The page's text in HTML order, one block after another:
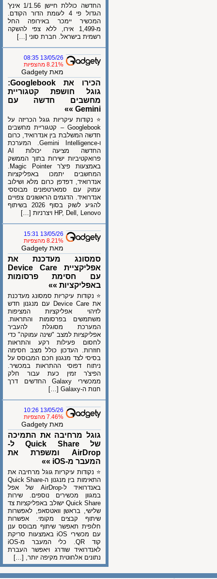
החדשה כוללת חיישן 1/1.56 אינץ'
הגדול פי 4 לעומת הדור הקודם.
המכשיר יימכר באירופה החל
מ-1,499 אירו, ללא צפי להשקה
רשמית בישראל. חברת סוני […]
13/05/26 08:35
8.21% מהצפיות
מאת Gadgety
הכירו את Googlebook:
גוגל חושפת קטגוריית
מחשבים חדשה עם
Gemini »»
⭐ נקודות עיקריות גוגל הכריזה על
Googlebook – קטגוריית מחשבים
חדשה המשלבת בין אנדרואיד, כרום
ו-Gemini Intelligence. המערכת
פרואקטיביות ישירות בתוך הממשק
באמצעות פיצ'ר Magic Pointer.
המחשבים יתמכו באפליקציות
אנדרואיד, דפדפן כרום מלא ושילוב
עמוק עם סמארטפונים מבוססי
אנדרואיד. הדגמים הראשונים צפויים
להגיע לשוק בסוף 2026 בשיתוף
HP, Dell, Lenovo ויצרניות […]
13/05/26 15:31
8.21% מהצפיות
מאת Gadgety
סמסונג מעדכנת את
אפליקציית Device Care
עם חסימת פרסומות
באפליקציות »»
⭐ נקודות עיקריות סמסונג מעדכנת
את Device Care עם מנגנון חדש
לזיהוי אפליקציות המציפות
משתמשים בפרסומות והתראות.
המערכת מסוגלת להעביר
אפליקציות למצב "שינה עמוקה" כדי
לחסום פעילות רקע והתראות
חוזרות. העדכון כולל מצב חסימה
בסיסי לצד מנגנון חכם המבוסס על
ניתוח דפוסי ההתראות במכשיר.
הפיצ'ר זמין כעת עבור חלק
ממכשירי Galaxy החדשים דרך
חנות ה-Galaxy […]
13/05/26 10:26
7.46% מהצפיות
מאת Gadgety
גוגל מרחיבה את התמיכה
של Quick Share ל-
AirDrop ומשפרת את
המעבר מ-iOS »»
⭐ נקודות עיקריות גוגל מרחיבה את
התאימות בין מנגנון ה-Quick Share
באנדרואיד ל-AirDrop של אפל
במגוון מכשירים נוספים. שירות
Quick Share ישולב באפליקציות צד
שלישי, בראשן וואטסאפ, לאפשרות
שיתוף קבצים מקומי. אפשרות
חלופית תאפשר שיתוף מבוסס ענן
עם מכשירי iOS באמצעות סריקת
קוד QR. כלי המעבר מ-iOS
לאנדרואיד שודרג ויאפשר העברת
נתונים אלחוטית מקיפה יותר, […]